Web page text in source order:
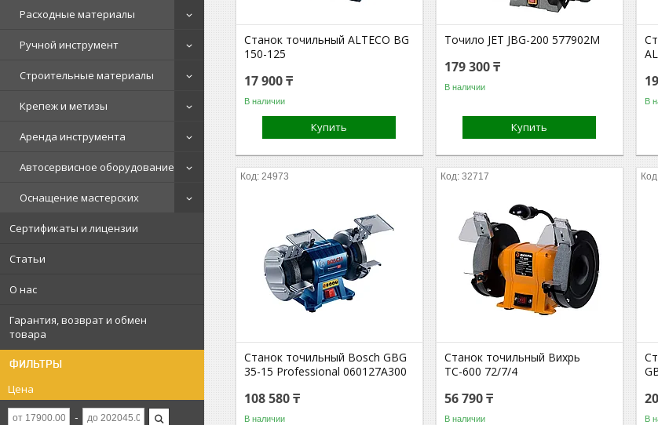
Расходные материалы
Ручной инструмент
Строительные материалы
Крепеж и метизы
Аренда инструмента
Автосервисное оборудование
Оснащение мастерских
Сертификаты и лицензии
Статьи
О нас
Гарантия, возврат и обмен
товара
ФИЛЬТРЫ
Цена
Станок точильный ALTECO BG
150-125
17 900 ₸
В наличии
Купить
Точило JET JBG-200 577902M
179 300 ₸
В наличии
Купить
В
24973
Станок точильный Bosch GBG
35-15 Professional 060127A300
108 580 ₸
В наличии
32717
Станок точильный Вихрь
ТС-600 72/7/4
56 790 ₸
В наличии В